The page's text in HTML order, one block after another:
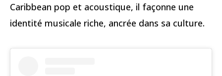
Caribbean pop et acoustique, il façonne une
identité musicale riche, ancrée dans sa culture.